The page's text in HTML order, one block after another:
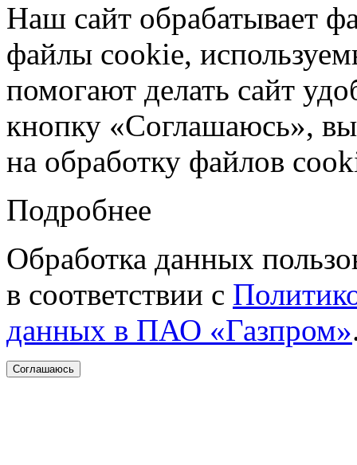
Наш сайт обрабатывает
файлы cookie,
помогают делать сайт
кнопку «Соглашаюсь», вы
на обработку файлов
Подробнее
Обработка данных
в соответствии с
данных в ПАО «Газпром»
Соглашаюсь